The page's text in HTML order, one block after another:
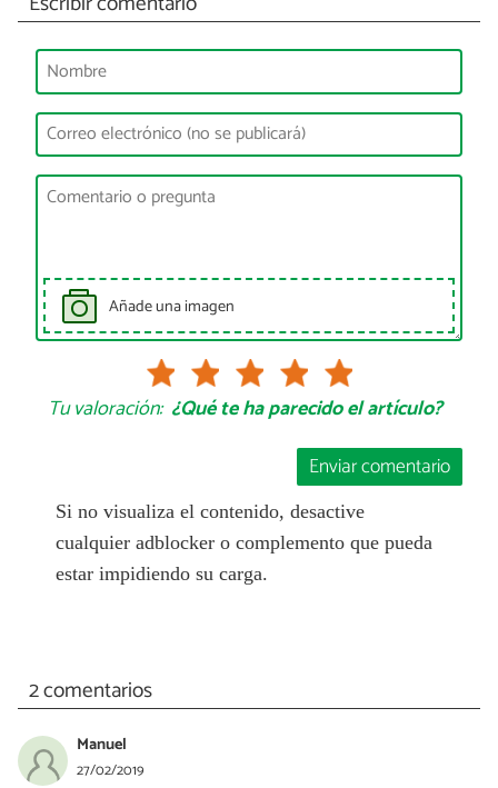
Añade una imagen
Tu valoración: ¿Qué te ha parecido el artículo?
Enviar comentario
Si no visualiza el contenido, desactive
cualquier adblocker o complemento que pueda
estar impidiendo su carga.
2 comentarios
Manuel
27/02/2019